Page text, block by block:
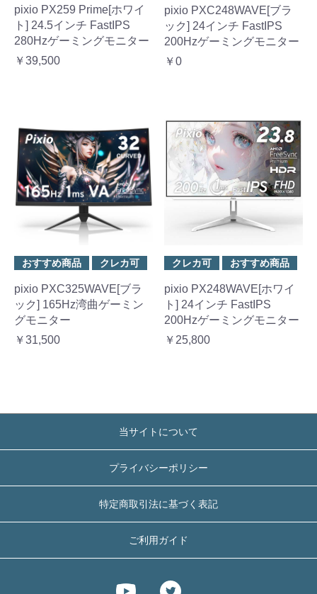
pixio PX259 Prime[ホワイ
ト] 24.5インチ FastIPS
280Hzゲーミングモニター
￥39,500
pixio PXC248WAVE[ブラ
ック] 24インチ FastIPS
200Hzゲーミングモニター
￥0
おすすめ商品 クレカ可
pixio PXC325WAVE[ブラ
ック] 165Hz湾曲ゲーミン
グモニター
￥31,500
クレカ可 おすすめ商品
pixio PX248WAVE[ホワイ
ト] 24インチ FastIPS
200Hzゲーミングモニター
￥25,800
当サイトについて
プライバシーポリシー
特定商取引法に基づく表記
ご利用ガイド